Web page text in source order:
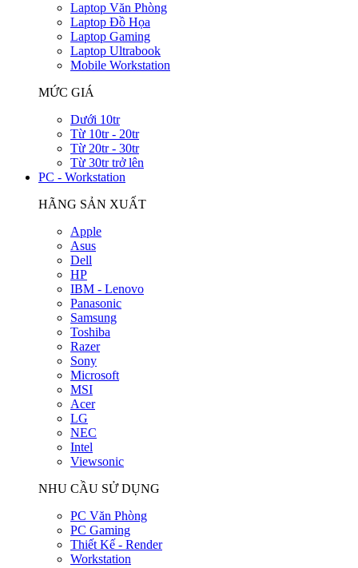
Laptop Văn Phòng
Laptop Đồ Họa
Laptop Gaming
Laptop Ultrabook
Mobile Workstation
MỨC GIÁ
Dưới 10tr
Từ 10tr - 20tr
Từ 20tr - 30tr
Từ 30tr trở lên
PC - Workstation
HÃNG SẢN XUẤT
Apple
Asus
Dell
HP
IBM - Lenovo
Panasonic
Samsung
Toshiba
Razer
Sony
Microsoft
MSI
Acer
LG
NEC
Intel
Viewsonic
NHU CẦU SỬ DỤNG
PC Văn Phòng
PC Gaming
Thiết Kế - Render
Workstation